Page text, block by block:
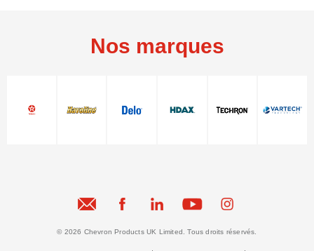
Nos marques
© 2026 Chevron Products UK Limited. Tous droits réservés.